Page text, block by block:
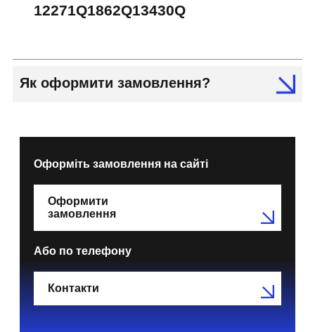
12271Q1862Q13430Q
Як оформити замовлення?
Оформіть замовлення на сайті
Оформити
замовлення
Або по телефону
Контакти